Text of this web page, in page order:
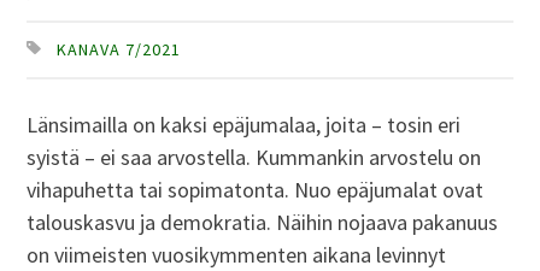
KANAVA 7/2021
Länsimailla on kaksi epäjumalaa, joita – tosin eri
syistä – ei saa arvostella. Kummankin arvostelu on
vihapuhetta tai sopimatonta. Nuo epäjumalat ovat
talouskasvu ja demokratia. Näihin nojaava pakanuus
on viimeisten vuosikymmenten aikana levinnyt